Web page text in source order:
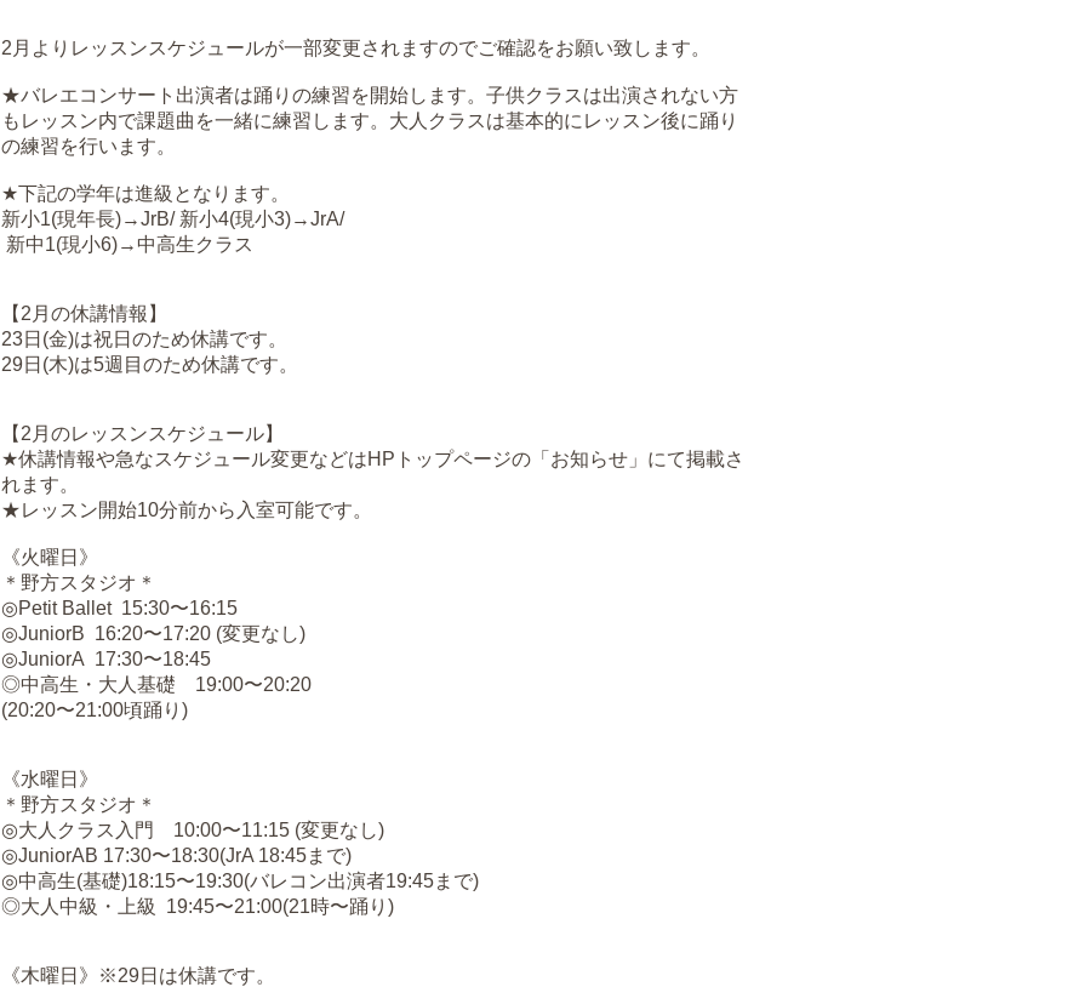
2月よりレッスンスケジュールが一部変更されますのでご確認をお願い致します。
★バレエコンサート出演者は踊りの練習を開始します。子供クラスは出演されない方
もレッスン内で課題曲を一緒に練習します。大人クラスは基本的にレッスン後に踊り
の練習を行います。
★下記の学年は進級となります。
新小1(現年長)→JrB/ 新小4(現小3)→JrA/
新中1(現小6)→中高生クラス
【2月の休講情報】
23日(金)は祝日のため休講です。
29日(木)は5週目のため休講です。
【2月のレッスンスケジュール】
★休講情報や急なスケジュール変更などはHPトップページの「お知らせ」にて掲載さ
れます。
★レッスン開始10分前から入室可能です。
《火曜日》
＊野方スタジオ＊
◎Petit Ballet 15:30〜16:15
◎JuniorB 16:20〜17:20 (変更なし)
◎JuniorA 17:30〜18:45
◎中高生・大人基礎 19:00〜20:20
(20:20〜21:00頃踊り)
《水曜日》
＊野方スタジオ＊
◎大人クラス入門 10:00〜11:15 (変更なし)
◎JuniorAB 17:30〜18:30(JrA 18:45まで)
◎中高生(基礎)18:15〜19:30(バレコン出演者19:45まで)
◎大人中級・上級 19:45〜21:00(21時〜踊り)
《木曜日》※29日は休講です。